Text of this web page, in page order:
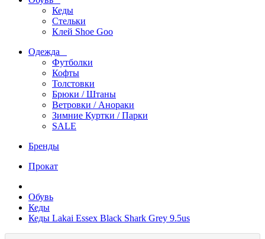
Кеды
Стельки
Клей Shoe Goo
Одежда
Футболки
Кофты
Толстовки
Брюки / Штаны
Ветровки / Анораки
Зимние Куртки / Парки
SALE
Бренды
Прокат
Обувь
Кеды
Кеды Lakai Essex Black Shark Grey 9.5us